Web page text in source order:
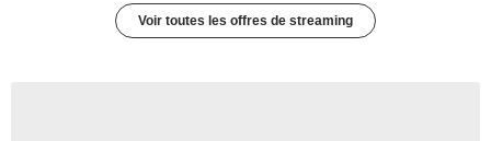
Voir toutes les offres de streaming